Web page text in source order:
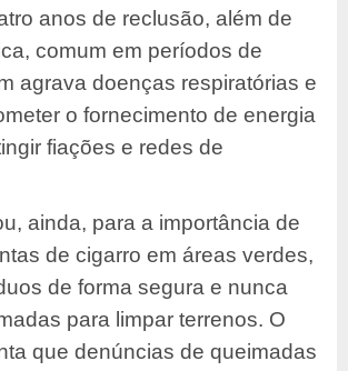
anos de reclusão, além de
comum em períodos de
agrava doenças respiratórias e
o fornecimento de energia
fiações e redes de
ainda, para a importância de
de cigarro em áreas verdes,
de forma segura e nunca
para limpar terrenos. O
que denúncias de queimadas